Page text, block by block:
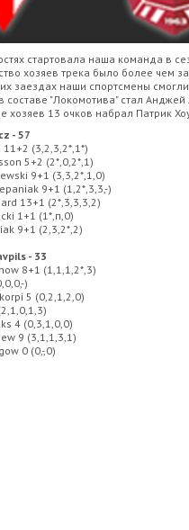
стартовала наша команда в
хозяев трека было более чем
заездах наши спортсмены смогли
составе "Локомотива" стал
хозяев 13 очков набрал Патрик
- 57
11+2 (3,2,3,2*,1*)
5+2 (2*,0,2*,1)
9+1 (3,3,2*,1,0)
9+1 (1,2*,3,3,-)
13+1 (2*,3,3,3,2)
1+1 (1*,п,0)
9+1 (2,3,2*,2)
- 33
8+1 (1,1,1,2*,3)
)
5 (0,2,1,2,0)
4 (0,3,1,0,0)
9 (3,1,1,3,1)
0 (0,-,0)